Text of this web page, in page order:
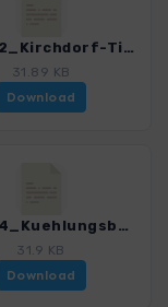
OMV_12_Kirchdorf-Timmendorf-Gollwitz.gpx
31.89 KB
Download
OMV_14_Kuehlungsborn-Rerik_E9.gpx
31.9 KB
Download